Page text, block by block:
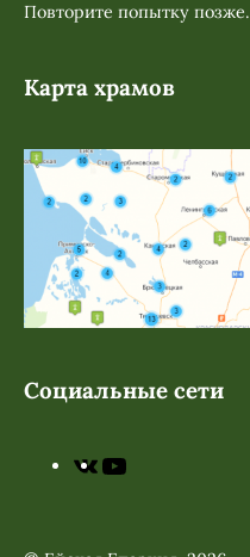
Повторите попытку позже.
Карта храмов
Социальные сети